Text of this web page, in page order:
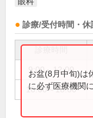
診療/受付時間・休
9:00～12:00
16:00～18:00
お盆(8月中旬)は
に必ず医療機関